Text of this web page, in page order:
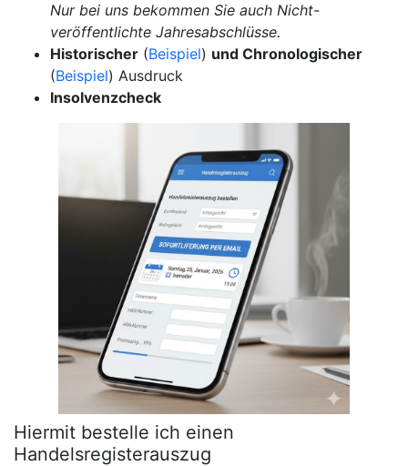
Nur bei uns bekommen Sie auch Nicht-
veröffentlichte Jahresabschlüsse.
Historischer (Beispiel) und Chronologischer
(Beispiel) Ausdruck
Insolvenzcheck
Hiermit bestelle ich einen
Handelsregisterauszug